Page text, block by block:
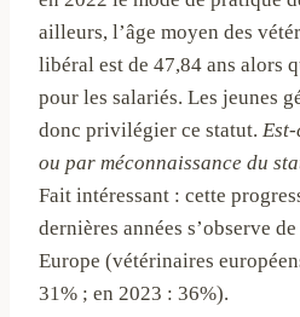
ailleurs, l’âge moyen des
libéral est de 47,84 ans alors
pour les salariés. Les jeunes
donc privilégier ce statut.
ou par méconnaissance du
Fait intéressant : cette
dernières années s’observe
Europe (vétérinaires
31% ; en 2023 : 36%).